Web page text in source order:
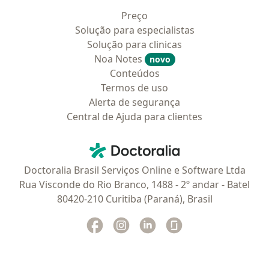
Preço
Solução para especialistas
Solução para clinicas
Noa Notes
novo
Conteúdos
Termos de uso
Alerta de segurança
Central de Ajuda para clientes
Doctoralia - Homepage
Doctoralia Brasil Serviços Online e Software Ltda
Rua Visconde do Rio Branco, 1488 - 2º andar - Batel
80420-210 Curitiba (Paraná), Brasil
Facebook
abre num novo separador
Instagram
abre num novo separador
Linkedin
abre num novo